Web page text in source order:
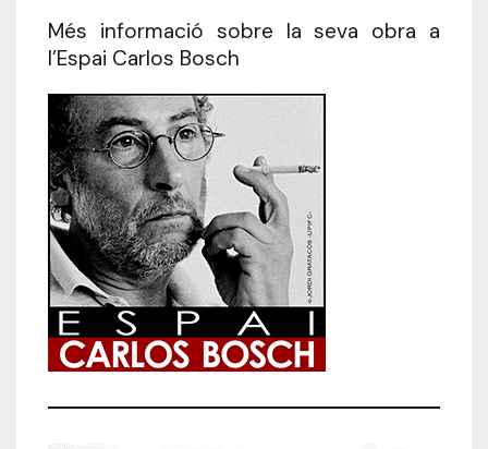
Més informació sobre la seva obra a
l’Espai Carlos Bosch